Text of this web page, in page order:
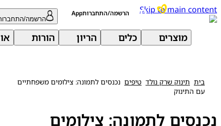
Skip to main הרשמה/התחברותApp
הרשמה/התחברות
מוצרים כלים הריון הורות
תינוק שרק נולד טיפים נכנסים לתמונה: צילומים משפחתיים
עם התינוק
לתמונה: צילומים